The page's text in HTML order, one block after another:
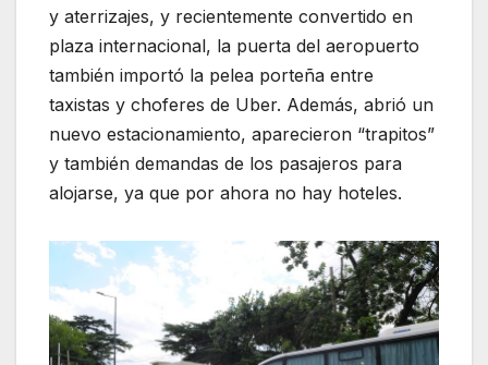
y aterrizajes, y recientemente convertido en
plaza internacional, la puerta del aeropuerto
también importó la pelea porteña entre
taxistas y choferes de Uber. Además, abrió un
nuevo estacionamiento, aparecieron “trapitos”
y también demandas de los pasajeros para
alojarse, ya que por ahora no hay hoteles.